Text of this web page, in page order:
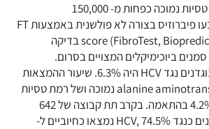
החוקרים הגדירו רמת טסיות נמוכה כפחות מ- 150,000
טסיות/מיקרוליטר וקבעו פיברוזיס בצורה לא פולשנית באמצעות FT
score (FibroTest, Biopredictive, Paris, France) בדיקה
ביוכימיקלים המצויים בסרום.
שיעור ההמצאות של נוגדנים נגד HCV היה 6.3%. שיעור ההמצאות
של רמתalanine aminotransferase ,ALT נמוכה ושל רמת טסיות
נמוכה היה 20.3% ו- 4.2% בהתאמה. בקרב תת קבוצה של 642
חולים החיוביים לנוגדנים כנגד HCV, 74.5% נמצאו כחיוביים ל-